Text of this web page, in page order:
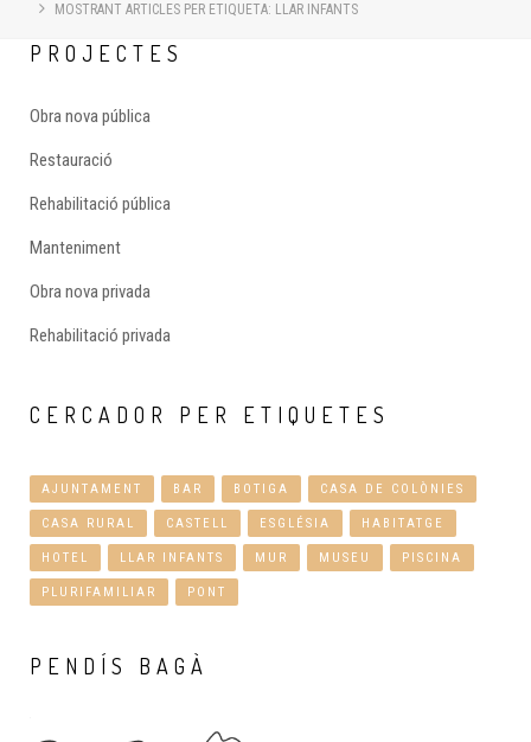
MOSTRANT ARTICLES PER ETIQUETA: LLAR INFANTS
PROJECTES
Obra nova pública
Restauració
Rehabilitació pública
Manteniment
Obra nova privada
Rehabilitació privada
CERCADOR PER ETIQUETES
AJUNTAMENT BAR BOTIGA CASA DE COLÒNIES
CASA RURAL CASTELL ESGLÉSIA HABITATGE
HOTEL LLAR INFANTS MUR MUSEU PISCINA
PLURIFAMILIAR PONT
PENDÍS BAGÀ